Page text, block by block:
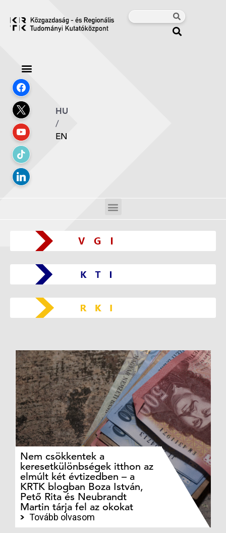
HU
/
EN
Nem csökkentek a
keresetkülönbségek itthon az
elmúlt két évtizedben – a
KRTK blogban Boza István,
Pető Rita és Neubrandt
Martin tárja fel az okokat
Tovább olvasom